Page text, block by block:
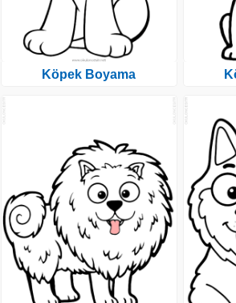
Köpek Boyama